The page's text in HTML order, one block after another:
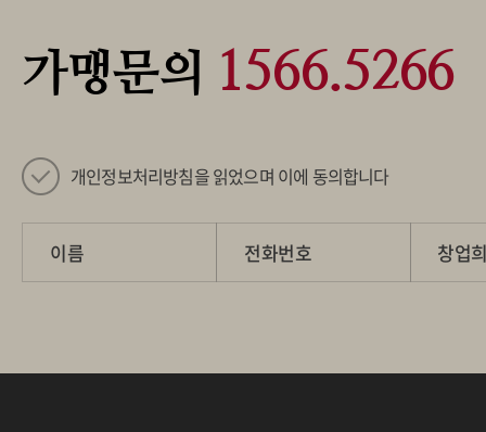
가맹문의 1566.5266
개인정보처리방침을 읽었으며 이에 동의합니다
이름 전화번호